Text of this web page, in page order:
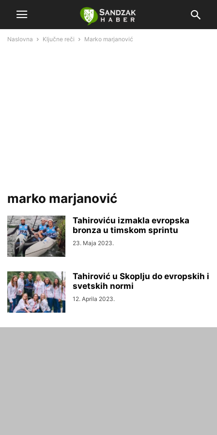
Naslovna Ključne reči Marko marjanović
marko marjanović
Tahiroviću izmakla evropska
bronza u timskom sprintu
23. Maja 2023.
Tahirović u Skoplju do evropskih i
svetskih normi
12. Aprila 2023.